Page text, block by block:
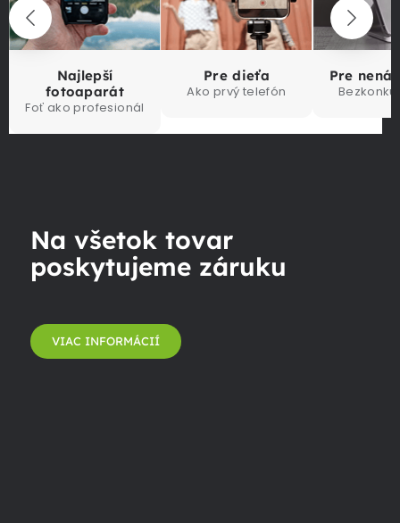
Najlepší
fotoaparát
Foť ako profesionál
Pre dieťa
Ako prvý telefón
Pre
Na všetok tovar
poskytujeme záruku
VIAC INFORMÁCIÍ